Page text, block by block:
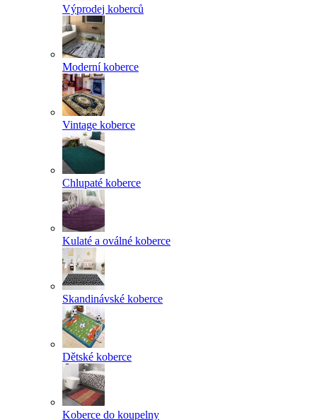
Výprodej koberců
Moderní koberce
Vintage koberce
Chlupaté koberce
Kulaté a oválné koberce
Skandinávské koberce
Dětské koberce
Koberce do koupelny